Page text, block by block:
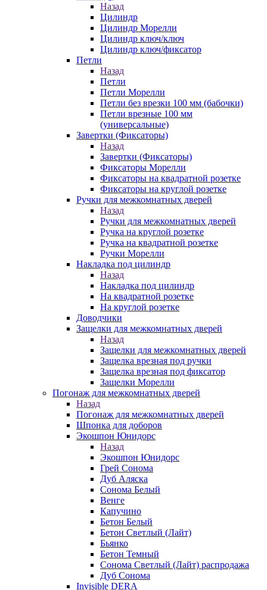
Назад
Цилиндр
Цилиндр Морелли
Цилиндр ключ/ключ
Цилиндр ключ/фиксатор
Петли
Назад
Петли
Петли Морелли
Петли без врезки 100 мм (бабочки)
Петли врезные 100 мм
(универсальные)
Завертки (Фиксаторы)
Назад
Завертки (Фиксаторы)
Фиксаторы Морелли
Фиксаторы на квадратной розетке
Фиксаторы на круглой розетке
Ручки для межкомнатных дверей
Назад
Ручки для межкомнатных дверей
Ручка на круглой розетке
Ручка на квадратной розетке
Ручки Морелли
Накладка под цилиндр
Назад
Накладка под цилиндр
На квадратной розетке
На круглой розетке
Доводчики
Защелки для межкомнатных дверей
Назад
Защелки для межкомнатных дверей
Защелка врезная под ручки
Защелка врезная под фиксатор
Защелки Морелли
Погонаж для межкомнатных дверей
Назад
Погонаж для межкомнатных дверей
Шпонка для доборов
Экошпон Юнидорс
Назад
Экошпон Юнидорс
Грей Сонома
Дуб Аляска
Сонома Белый
Венге
Капучино
Бетон Белый
Бетон Светлый (Лайт)
Бьянко
Бетон Темный
Сонома Светлый (Лайт) распродажа
Дуб Сонома
Invisible DERA